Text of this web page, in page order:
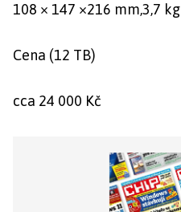
108 × 147 ×216 mm,3,7 kg
Cena (12 TB)
cca 24 000 Kč